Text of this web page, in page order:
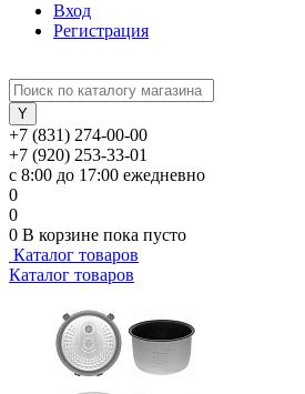
Вход
Регистрация
+7 (831) 274-00-00
+7 (920) 253-33-01
с 8:00 до 17:00 ежедневно
0
0
0 В корзине пока пусто
Каталог товаров
Каталог товаров